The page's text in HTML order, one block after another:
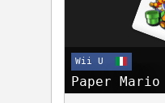
Wii U
Paper Mario